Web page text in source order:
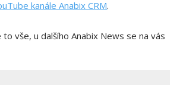
kanále Anabix CRM.
vše, u dalšího Anabix News se na vás